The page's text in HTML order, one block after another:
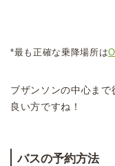
*最も正確な乗降場所は
ブザンソンの中心ま
良い方ですね！
バスの予約方法